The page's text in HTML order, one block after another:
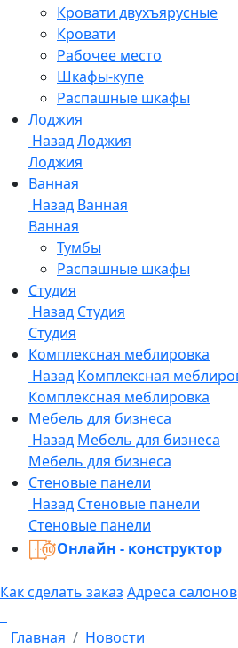
Онлайн - конструктор
Как сделать заказ Адреса салонов
Главная
Новости